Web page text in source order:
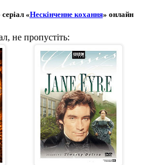
«Нескінченне кохання» онлайн
не пропустіть: